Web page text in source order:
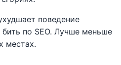
поведение
по SEO. Лучше меньше
местах.